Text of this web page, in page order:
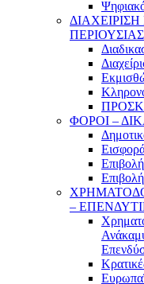
ΠΕΡΙΟΥΣΙΑΣ
ΦΟΡΟΙ –
–